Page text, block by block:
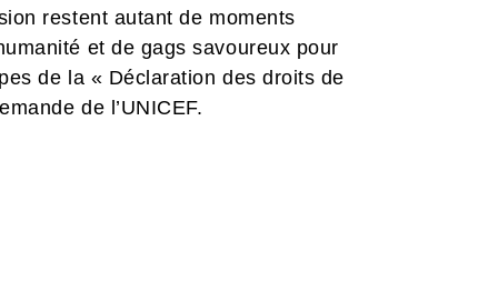
restent autant de moments
et de gags savoureux pour
de la « Déclaration des droits de
de l’UNICEF.